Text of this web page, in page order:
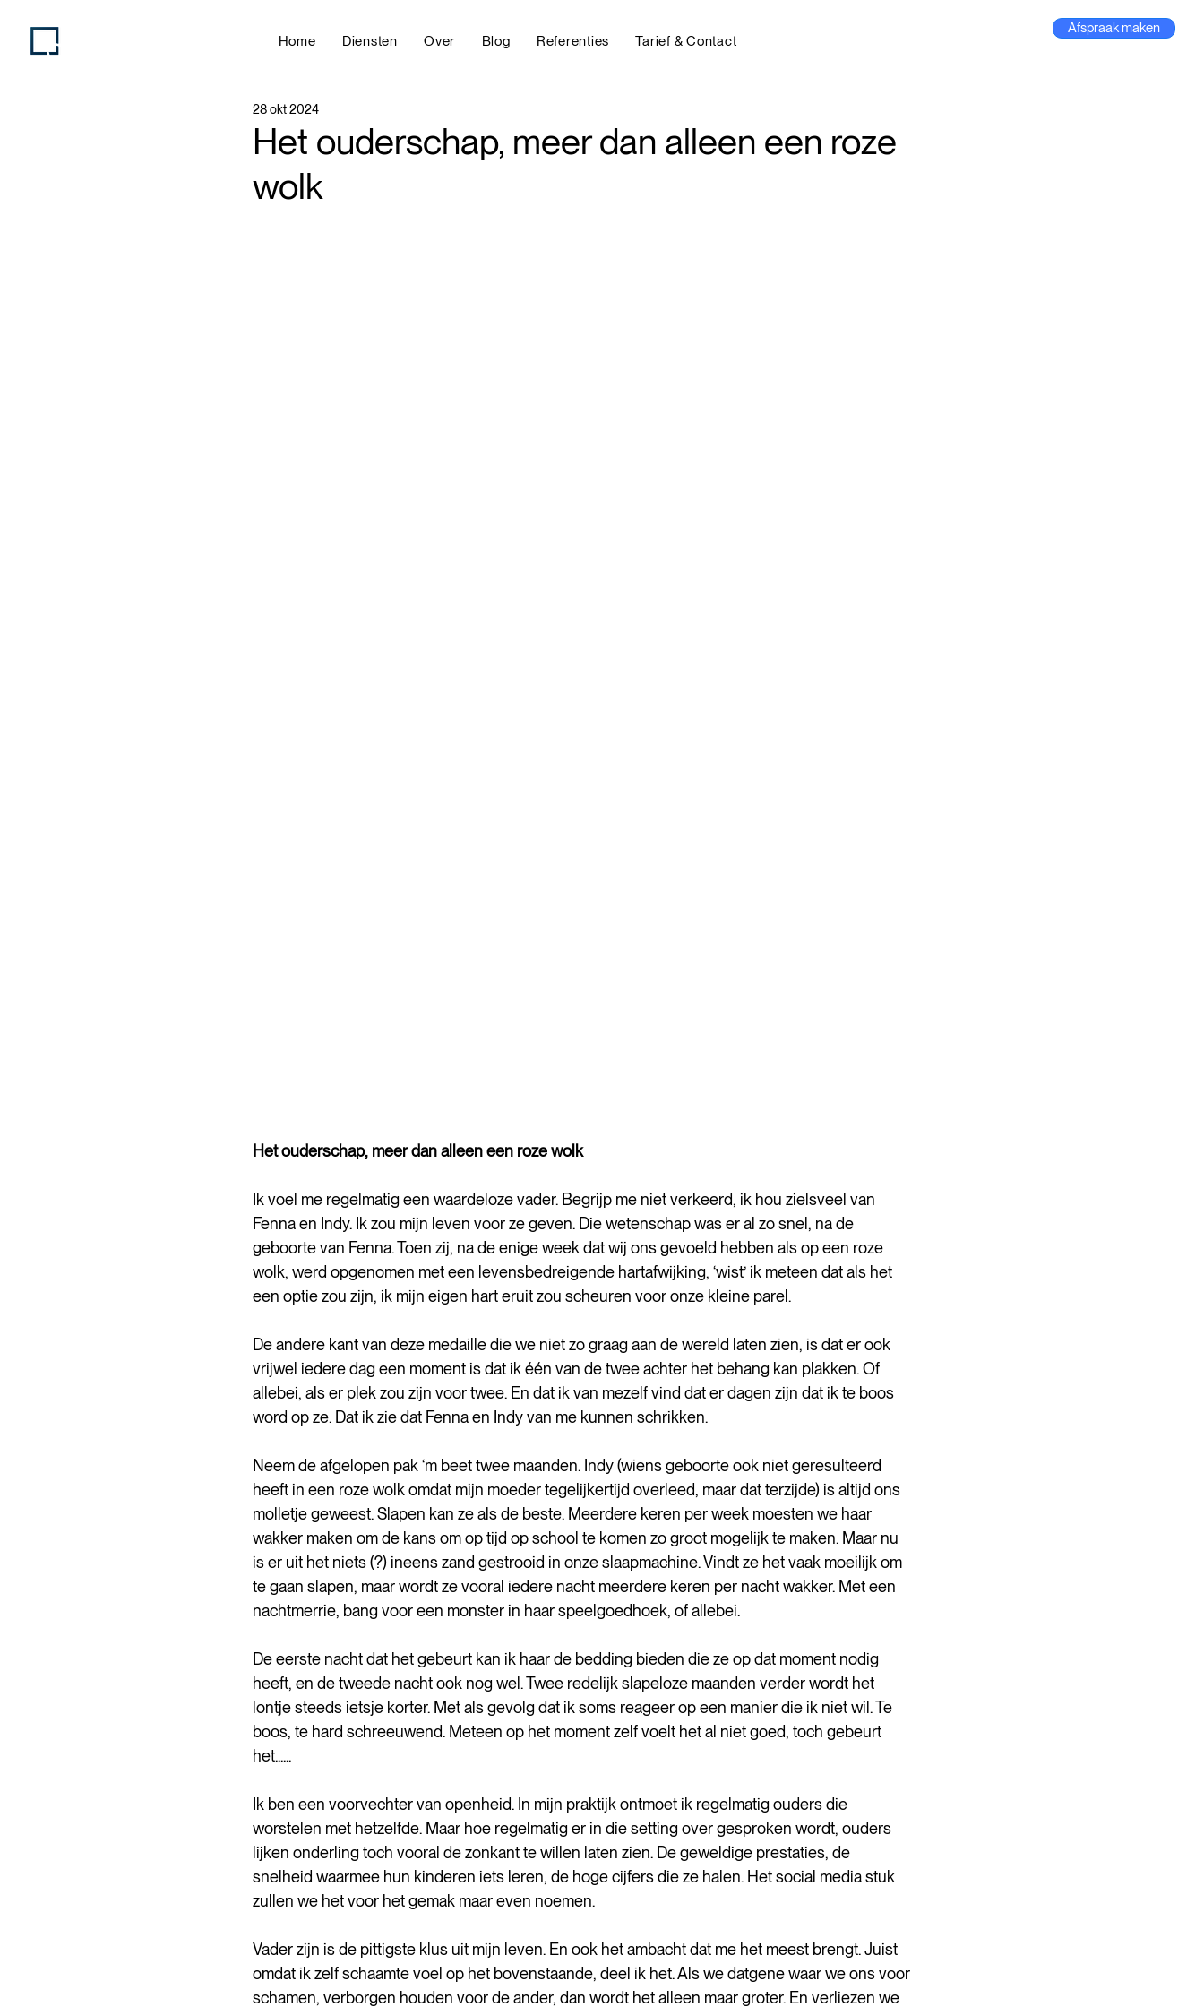
Home Diensten Over Blog Referenties Tarief & Contact
Afspraak maken
Het ouderschap, meer dan alleen een roze
wolk
28 okt 2024
Het ouderschap, meer dan alleen een roze wolk
Ik voel me regelmatig een waardeloze vader. Begrijp me niet verkeerd, ik hou zielsveel van
Fenna en Indy. Ik zou mijn leven voor ze geven. Die wetenschap was er al zo snel, na de
geboorte van Fenna. Toen zij, na de enige week dat wij ons gevoeld hebben als op een roze
wolk, werd opgenomen met een levensbedreigende hartafwijking, ‘wist’ ik meteen dat als het
een optie zou zijn, ik mijn eigen hart eruit zou scheuren voor onze kleine parel.
De andere kant van deze medaille die we niet zo graag aan de wereld laten zien, is dat er ook
vrijwel iedere dag een moment is dat ik één van de twee achter het behang kan plakken. Of
allebei, als er plek zou zijn voor twee. En dat ik van mezelf vind dat er dagen zijn dat ik te boos
word op ze. Dat ik zie dat Fenna en Indy van me kunnen schrikken.
Neem de afgelopen pak ‘m beet twee maanden. Indy (wiens geboorte ook niet geresulteerd
heeft in een roze wolk omdat mijn moeder tegelijkertijd overleed, maar dat terzijde) is altijd ons
molletje geweest. Slapen kan ze als de beste. Meerdere keren per week moesten we haar
wakker maken om de kans om op tijd op school te komen zo groot mogelijk te maken. Maar nu
is er uit het niets (?) ineens zand gestrooid in onze slaapmachine. Vindt ze het vaak moeilijk om
te gaan slapen, maar wordt ze vooral iedere nacht meerdere keren per nacht wakker. Met een
nachtmerrie, bang voor een monster in haar speelgoedhoek, of allebei.
De eerste nacht dat het gebeurt kan ik haar de bedding bieden die ze op dat moment nodig
heeft, en de tweede nacht ook nog wel. Twee redelijk slapeloze maanden verder wordt het
lontje steeds ietsje korter. Met als gevolg dat ik soms reageer op een manier die ik niet wil. Te
boos, te hard schreeuwend. Meteen op het moment zelf voelt het al niet goed, toch gebeurt
het......
Ik ben een voorvechter van openheid. In mijn praktijk ontmoet ik regelmatig ouders die
worstelen met hetzelfde. Maar hoe regelmatig er in die setting over gesproken wordt, ouders
lijken onderling toch vooral de zonkant te willen laten zien. De geweldige prestaties, de
snelheid waarmee hun kinderen iets leren, de hoge cijfers die ze halen. Het social media stuk
zullen we het voor het gemak maar even noemen.
Vader zijn is de pittigste klus uit mijn leven. En ook het ambacht dat me het meest brengt. Juist
omdat ik zelf schaamte voel op het bovenstaande, deel ik het. Als we datgene waar we ons voor
schamen, verborgen houden voor de ander, dan wordt het alleen maar groter. En verliezen we